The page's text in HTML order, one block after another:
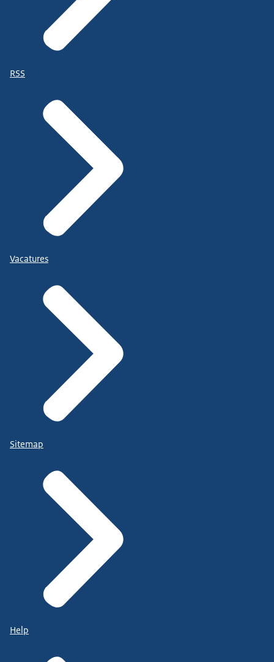
RSS
Vacatures
Sitemap
Help